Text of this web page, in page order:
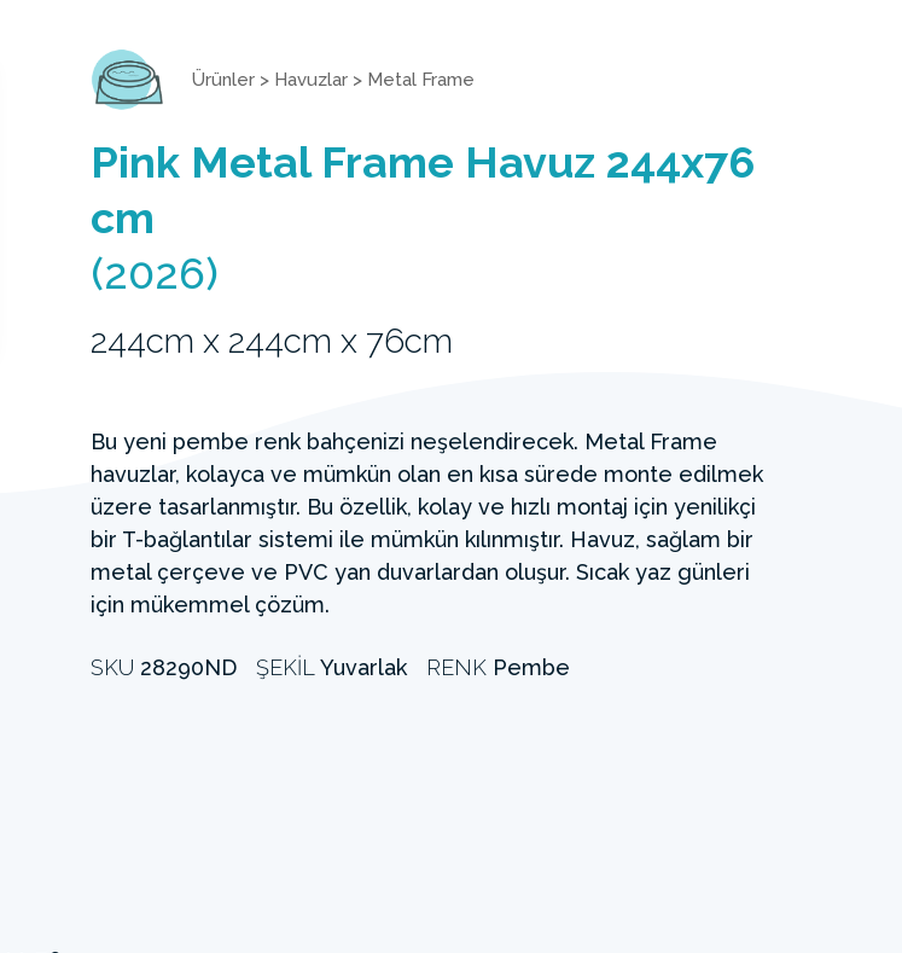
Ürünler > Havuzlar > Metal Frame
Pink Metal Frame Havuz 244x76
cm
(2026)
244cm x 244cm x 76cm
Bu yeni pembe renk bahçenizi neşelendirecek. Metal Frame
havuzlar, kolayca ve mümkün olan en kısa sürede monte edilmek
üzere tasarlanmıştır. Bu özellik, kolay ve hızlı montaj için yenilikçi
bir T-bağlantılar sistemi ile mümkün kılınmıştır. Havuz, sağlam bir
metal çerçeve ve PVC yan duvarlardan oluşur. Sıcak yaz günleri
için mükemmel çözüm.
SKU 28290ND ŞEKIL Yuvarlak RENK Pembe